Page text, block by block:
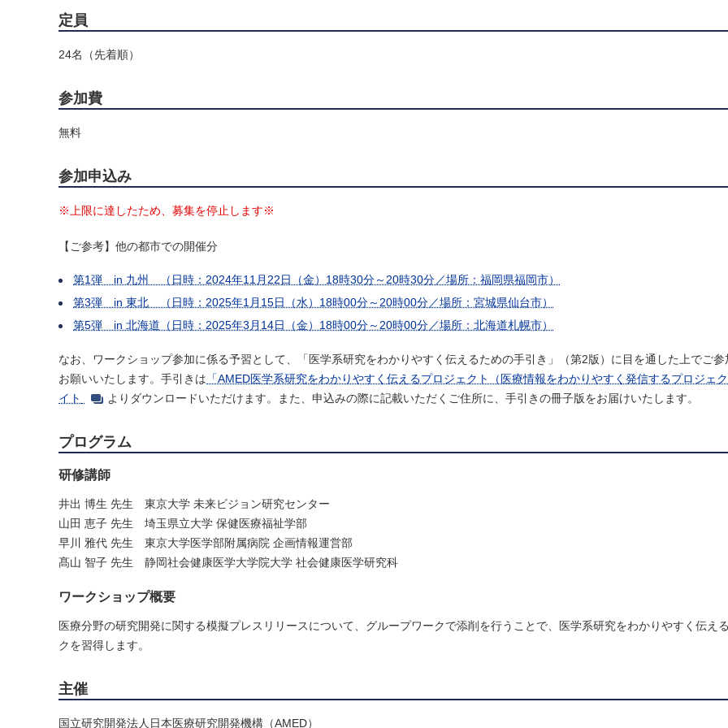
定員
24名（先着順）
参加費
無料
参加申込み
※上限に達したため、募集を停止します※
【ご参考】他の都市での開催分
第1弾 in 九州 （日時：2024年11月22日（金）18時30分～20時30分／場所：福岡県福岡市）
第3弾 in 東北 （日時：2025年1月15日（水）18時00分～20時00分／場所：宮城県仙台市）
第5弾 in 北海道（日時：2025年3月14日（金）18時00分～20時00分／場所：北海道札幌市）
なお、ワークショップ参加に係る予習として、「医学系研究をわかりやすく伝えるための手引き」（第2版）に目を通した上でご参
お願いいたします。手引きは 「AMED医学系研究をわかりやすく伝えるプロジェクト（医療情報をわかりやすく発信するプロジェ
イト
よりダウンロードいただけます。また、申込みの際に記載いただくご住所に、手引きの冊子版をお届けいたします。
プログラム
研修講師
井出 博生 先生 東京大学 未来ビジョン研究センター
山田 恵子 先生 埼玉県立大学 保健医療福祉学部
早川 雅代 先生 東京大学医学部附属病院 企画情報運営部
髙山 智子 先生 静岡社会健康医学大学院大学 社会健康医学研究科
ワークショップ概要
医療分野の研究開発に関する模擬プレスリリースについて、グループワークで添削を行うことで、医学系研究をわかりやすく伝え
クを習得します。
主催
国立研究開発法人日本医療研究開発機構（AMED）